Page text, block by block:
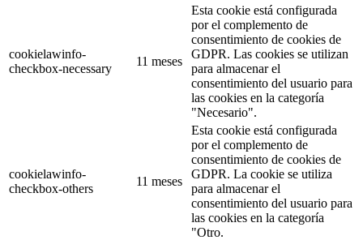
cookielawinfo-
checkbox-necessary
11 meses
Esta cookie está configurada
por el complemento de
consentimiento de cookies de
GDPR. Las cookies se utilizan
para almacenar el
consentimiento del usuario para
las cookies en la categoría
"Necesario".
cookielawinfo-
checkbox-others
11 meses
Esta cookie está configurada
por el complemento de
consentimiento de cookies de
GDPR. La cookie se utiliza
para almacenar el
consentimiento del usuario para
las cookies en la categoría
"Otro.